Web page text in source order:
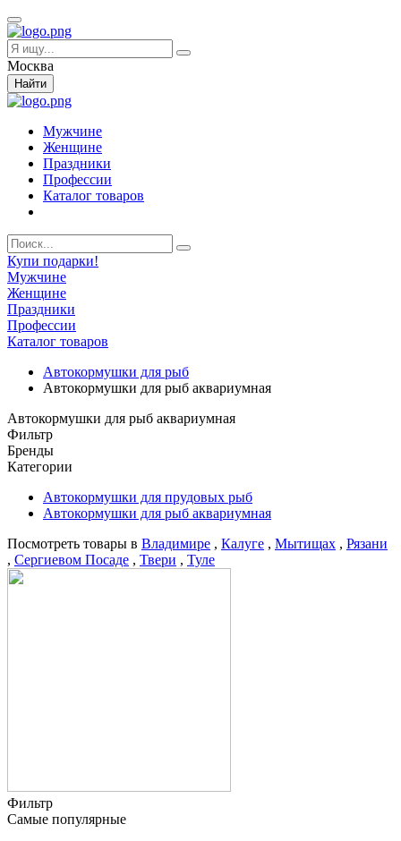
Москва
Найти
Мужчине
Женщине
Праздники
Профессии
Каталог товаров
Купи подарки!
Мужчине
Женщине
Праздники
Профессии
Каталог товаров
Автокормушки для рыб
Автокормушки для рыб аквариумная
Автокормушки для рыб аквариумная
Фильтр
Бренды
Категории
Автокормушки для прудовых рыб
Автокормушки для рыб аквариумная
Посмотреть товары в Владимире , Калуге , Мытищах , Рязани
, Сергиевом Посаде , Твери , Туле
Фильтр
Самые популярные